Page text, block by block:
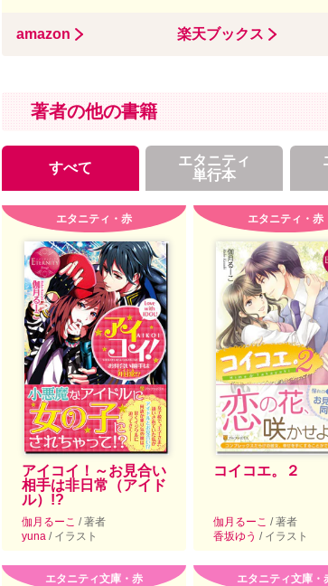
amazon 楽天ブックス
著者の他の書籍
すべて
エタニティ
単行本
エタニティ・赤
アイコイ！～お見合い
相手は非日常（アイド
ル）!?
伽月るーこ / 著者
yuna / イラスト
エタニティ・赤
コイコエ。２
伽月るーこ / 著者
香坂ゆう / イラスト
エタニティ文庫・赤 エタニティ文庫・